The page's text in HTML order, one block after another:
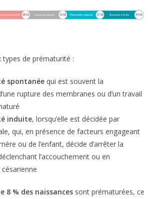
types de prématurité :
spontanée qui est souvent la
rupture des membranes ou d’un travail
induite, lorsqu’elle est décidée par
qui, en présence de facteurs engageant
ou de l’enfant, décide d’arrêter la
l’accouchement ou en
8 % des naissances sont prématurées, ce